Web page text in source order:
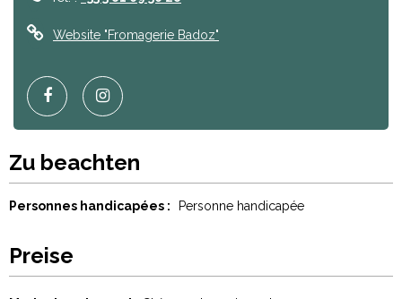
Website "Fromagerie Badoz"
Zu beachten
Personnes handicapées : Personne handicapée
Preise